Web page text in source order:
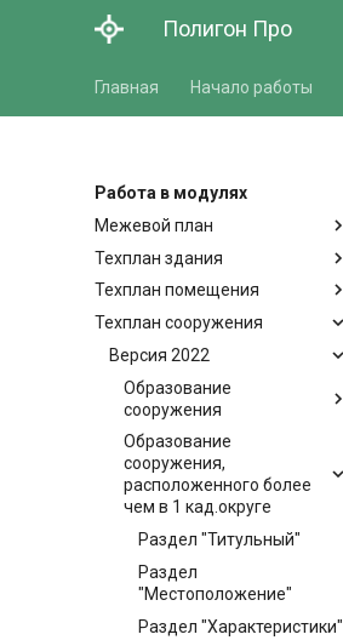
Полигон Про
Главная Начало работы
Работа в модулях
Межевой план
Техплан здания
Техплан помещения
Техплан сооружения
Версия 2022
Образование
сооружения
Образование
сооружения,
расположенного более
чем в 1 кад.округе
Раздел "Титульный"
Раздел
"Местоположение"
Раздел "Характеристики"